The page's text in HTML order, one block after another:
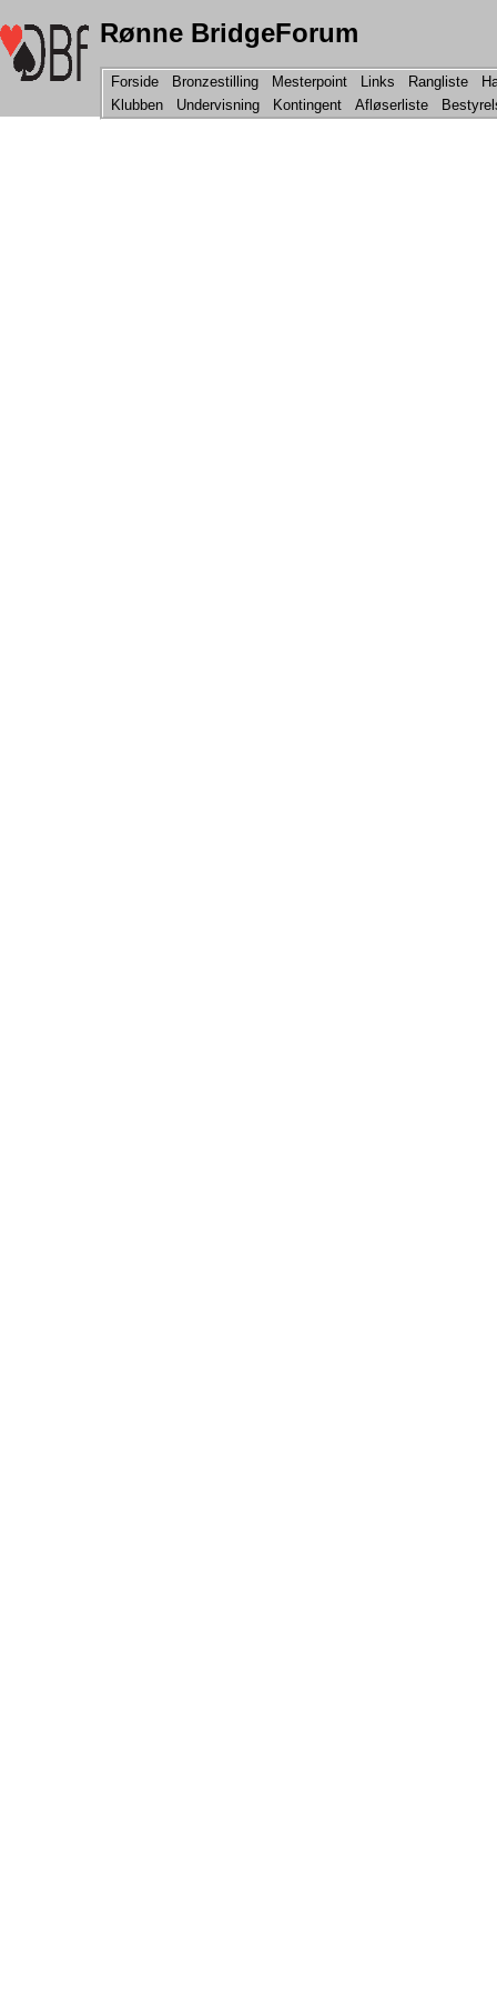
Rønne BridgeForum
Forside Bronzestilling Mesterpoint Links Rangliste
Klubben
Undervisning Kontingent Afløserliste